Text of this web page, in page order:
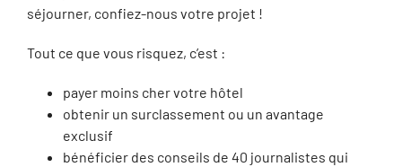
séjourner, confiez-nous votre projet !
Tout ce que vous risquez, c’est :
payer moins cher votre hôtel
obtenir un surclassement ou un avantage
exclusif
bénéficier des conseils de 40 journalistes qui